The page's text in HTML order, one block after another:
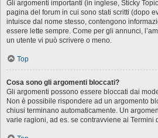
Gli argomenti importanti (in inglese, Sticky
pagina del forum in cui sono stati scritti (dopo
intuisce dal nome stesso, contengono
essere lette sempre. Come per gli annunci,
un utente vi può scrivere o meno.
Top
Cosa sono gli argomenti bloccati?
Gli argomenti possono essere bloccati dai
Non è possibile rispondere ad un argomento
chiusi terminano automaticamente. Un
varie ragioni, ad es. se contravviene ai Termini